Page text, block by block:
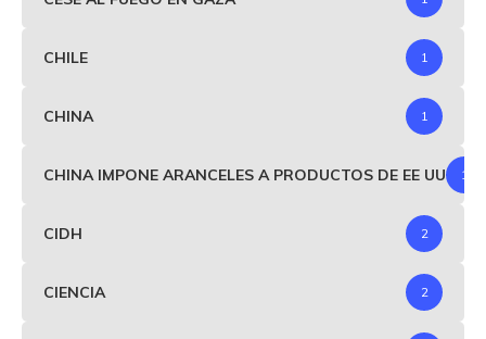
CHILE 1
CHINA 1
CHINA IMPONE ARANCELES A PRODUCTOS DE EE UU 1
CIDH 2
CIENCIA 2